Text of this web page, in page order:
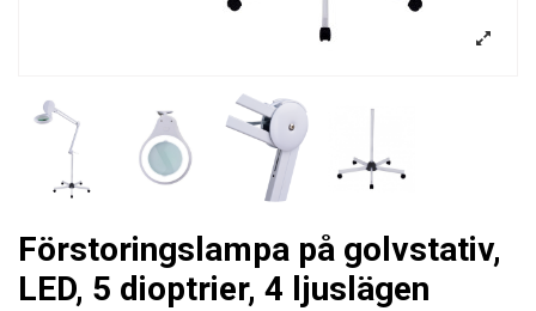
Förstoringslampa på golvstativ,
LED, 5 dioptrier, 4 ljuslägen